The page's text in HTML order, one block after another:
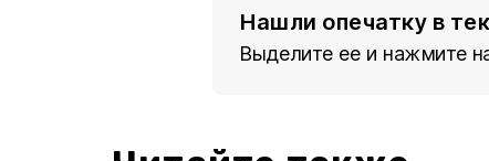
Нашли опечатку в
Выделите ее и нажмите